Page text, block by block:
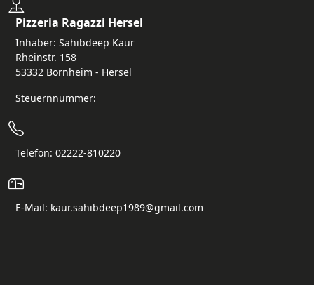
Pizzeria Ragazzi Hersel
Inhaber: Sahibdeep Kaur
Rheinstr. 158
53332 Bornheim - Hersel
Steuernnummer:
Telefon: 02222-810220
E-Mail: kaur.sahibdeep1989@gmail.com